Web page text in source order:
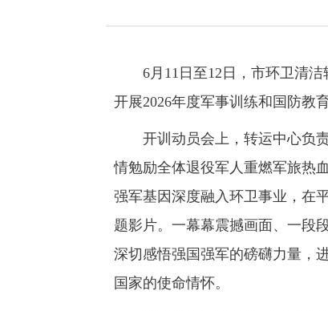
6月11日至12日，市环卫清洁
开展2026年度军事训练和国防教
开训动员会上，转运中心负责
情勉励全体退役军人重燃军旅热
强军基因深度融入环卫事业，在
题影片。一幕幕震撼画面、一段
深切感悟强国强军的磅礴力量，
国家的使命情怀。